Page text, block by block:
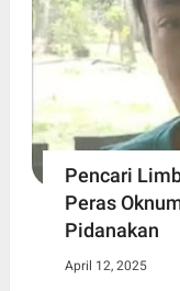
Pencari
Peras
Pidanakan
April 12, 2025